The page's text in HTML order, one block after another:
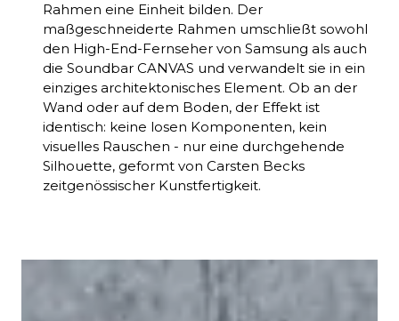
Rahmen eine Einheit bilden. Der
maßgeschneiderte Rahmen umschließt sowohl
den High-End-Fernseher von Samsung als auch
die Soundbar CANVAS und verwandelt sie in ein
einziges architektonisches Element. Ob an der
Wand oder auf dem Boden, der Effekt ist
identisch: keine losen Komponenten, kein
visuelles Rauschen - nur eine durchgehende
Silhouette, geformt von Carsten Becks
zeitgenössischer Kunstfertigkeit.